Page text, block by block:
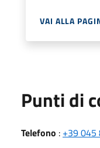
VAI ALLA
Punti di
Telefono : +39 045